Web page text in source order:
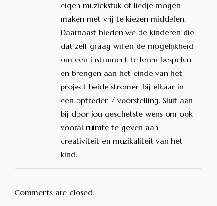
eigen muziekstuk of liedje mogen
maken met vrij te kiezen middelen.
Daarnaast bieden we de kinderen die
dat zelf graag willen de mogelijkheid
om een instrument te leren bespelen
en brengen aan het einde van het
project beide stromen bij elkaar in
een optreden / voorstelling. Sluit aan
bij door jou geschetste wens om ook
vooral ruimte te geven aan
creativiteit en muzikaliteit van het
kind.
Comments are closed.